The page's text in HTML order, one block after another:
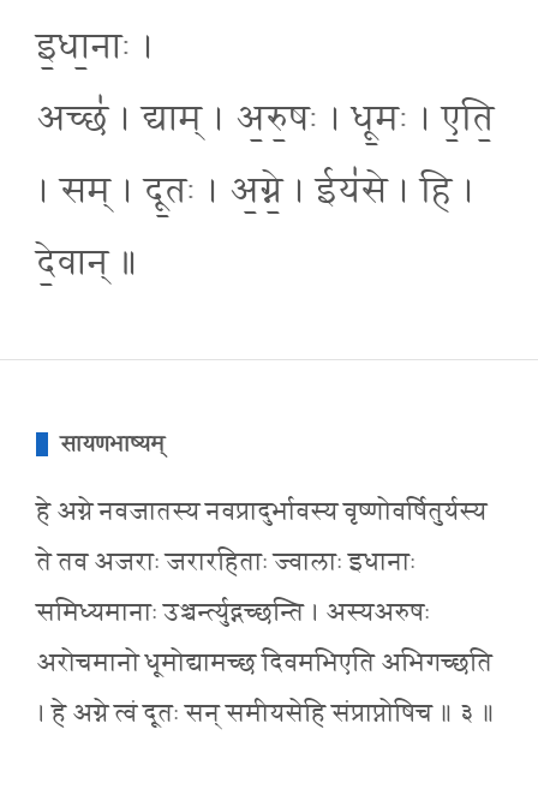
इ॒धा॒नाः ।
अच्छ॑ । द्याम् । अ॒रु॒षः । धू॒मः । ए॒ति॒
। सम् । दू॒तः । अ॒ग्ने॒ । ईय॑से । हि ।
दे॒वान् ॥
सायणभाष्यम्
हे अग्ने नवजातस्य नवप्रादुर्भावस्य वृष्णोवर्षितुर्यस्य
ते तव अजराः जरारहिताः ज्वालाः इधानाः
समिध्यमानाः उञ्चर्न्त्युद्गच्छन्ति । अस्यअरुषः
अरोचमानो धूमोद्यामच्छ दिवमभिएति अभिगच्छति
। हे अग्ने त्वं दूतः सन् समीयसेहि संप्राप्नोषिच ॥ ३ ॥